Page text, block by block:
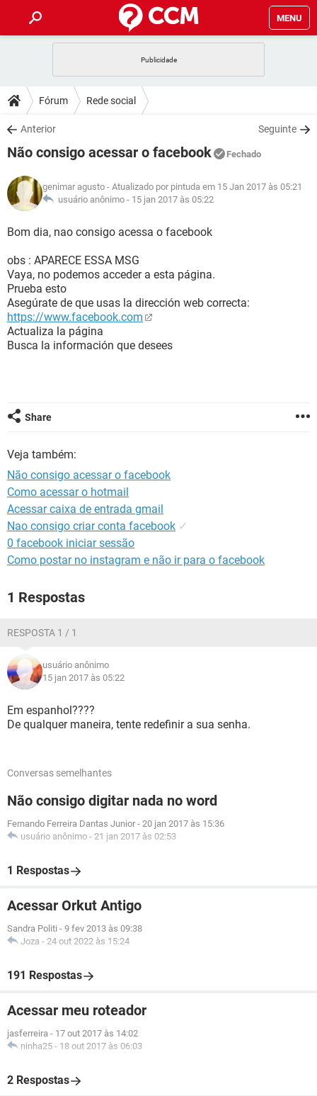
MENU
CELULAR
OUTLOOK
INSTAGRAM GMAIL
GUIA DE COMPRAS
DICAS
JOGOS
INSTAGRAM GMAIL
GUIA DE COMPRAS
DOWNLOADS
JOGOS WHATSAPP
CELULAR
OUTLOOK EXCEL
INSTAGRAM GMAIL
JOGOS WHATSAPP
CELULAR
OUTLOOK EXCEL
INSTAGRAM
GUIA DE COMPRAS
GLOSSÁRIO
JOGOS WHATSAPP
OUTLOOK EXCEL
INSTAGRAM GMAIL
GUIA DE COMPRAS
Fórum Rede social
Anterior Seguinte
Não consigo acessar o facebook Fechado
genimar agusto - Atualizado por pintuda em 15 Jan 2017 às 05:21
usuário anônimo - 15 jan 2017 às 05:22
Bom dia, nao consigo acessa o facebook
obs : APARECE ESSA MSG
Vaya, no podemos acceder a esta página.
Prueba esto
Asegúrate de que usas la dirección web correcta:
https://www.facebook.com
Actualiza la página
Busca la información que desees
Share
Veja também:
Não consigo acessar o facebook
Como acessar o hotmail
Acessar caixa de entrada gmail
Nao consigo criar conta facebook ✓
0 facebook iniciar sessão
Como postar no instagram e não ir para o facebook
1 Respostas
RESPOSTA 1 / 1
usuário anônimo
15 jan 2017 às 05:22
Em espanhol????
De qualquer maneira, tente redefinir a sua senha.
Conversas semelhantes
Não consigo digitar nada no word
Fernando Ferreira Dantas Junior - 20 jan 2017 às 15:36
usuário anônimo - 21 jan 2017 às 02:53
1 Respostas
Acessar Orkut Antigo
Sandra Politi - 9 fev 2013 às 09:38
Joza - 24 out 2022 às 15:24
191 Respostas
Acessar meu roteador
jasferreira - 17 out 2017 às 14:02
ninha25 - 18 out 2017 às 06:03
2 Respostas